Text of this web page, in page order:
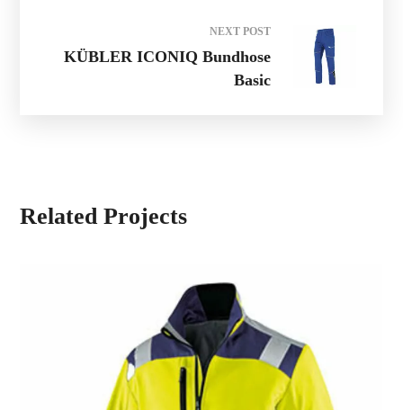
NEXT POST
KÜBLER ICONIQ Bundhose
Basic
Related Projects